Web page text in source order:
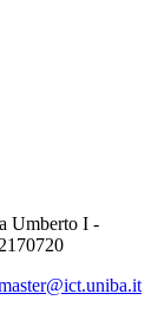
Umberto I -